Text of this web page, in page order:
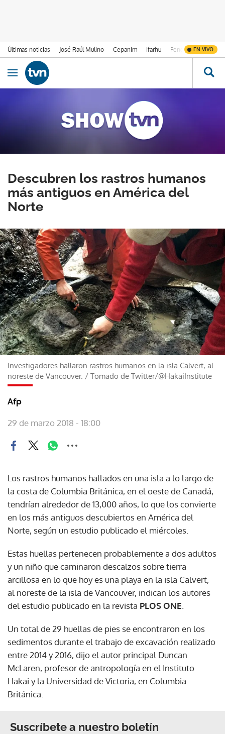
Últimas noticias José Raúl Mulino Cepanim Ifarhu Fenómeno de El
EN VIVO
Ir al contenido
Obrir navegació
Descubren los rastros humanos
más antiguos en América del
Norte
Investigadores hallaron rastros humanos en la isla Calvert, al
noreste de Vancouver. / Tomado de Twitter/@HakaiInstitute
Afp
29 de marzo 2018 - 18:00
Los rastros humanos hallados en una isla a lo largo de
la costa de Columbia Británica, en el oeste de Canadá,
tendrían alrededor de 13,000 años, lo que los convierte
en los más antiguos descubiertos en América del
Norte, según un estudio publicado el miércoles.
Estas huellas pertenecen probablemente a dos adultos
y un niño que caminaron descalzos sobre tierra
arcillosa en lo que hoy es una playa en la isla Calvert,
al noreste de la isla de Vancouver, indican los autores
del estudio publicado en la revista PLOS ONE
Un total de 29 huellas de pies se encontraron en los
sedimentos durante el trabajo de excavación realizado
entre 2014 y 2016, dijo el autor principal Duncan
McLaren, profesor de antropología en el Instituto
Hakai y la Universidad de Victoria, en Columbia
Británica.
Suscríbete a nuestro boletín